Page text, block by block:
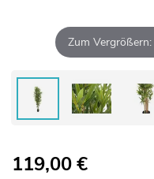
Zum
119,00€